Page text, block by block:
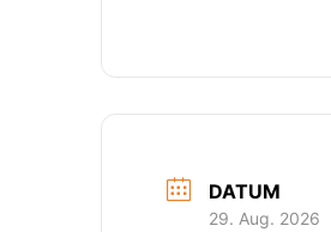
DATUM
29. Aug. 2026